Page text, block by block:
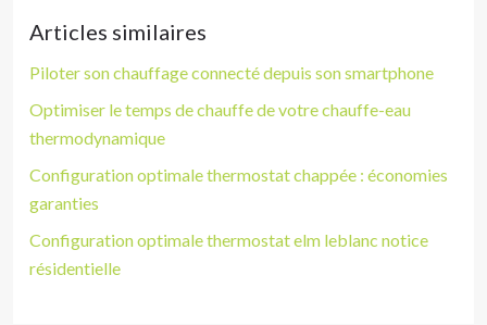
Articles similaires
Piloter son chauffage connecté depuis son smartphone
Optimiser le temps de chauffe de votre chauffe-eau
thermodynamique
Configuration optimale thermostat chappée : économies
garanties
Configuration optimale thermostat elm leblanc notice
résidentielle